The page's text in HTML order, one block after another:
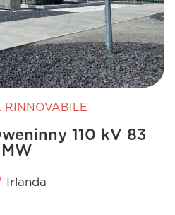
RINNOVABILE
110 kV 83
MW
Irlanda